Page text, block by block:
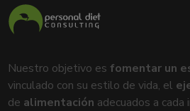
Nuestro objetivo esfomentar un
vinculado con su estilo de vida, el
de alimentación adecuados a cada